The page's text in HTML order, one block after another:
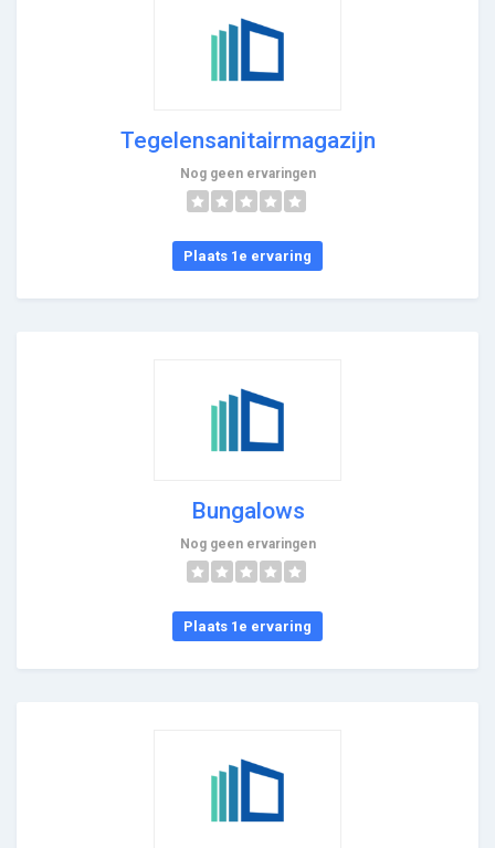
Tegelensanitairmagazijn
Nog geen ervaringen
Plaats 1e ervaring
Bungalows
Nog geen ervaringen
Plaats 1e ervaring